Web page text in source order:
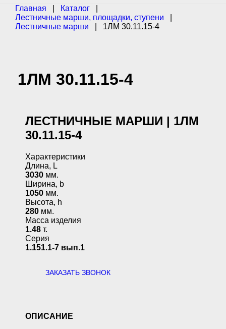
Главная Каталог
Лестничные марши, площадки, ступени
Лестничные марши
1ЛМ 30.11.15-4
1ЛМ 30.11.15-4
ЛЕСТНИЧНЫЕ МАРШИ | 1ЛМ
30.11.15-4
Характеристики
Длина, L
3030 мм.
Ширина, b
1050 мм.
Высота, h
280 мм.
Масса изделия
1.48 т.
Серия
1.151.1-7 вып.1
ЗАКАЗАТЬ ЗВОНОК
ОПИСАНИЕ